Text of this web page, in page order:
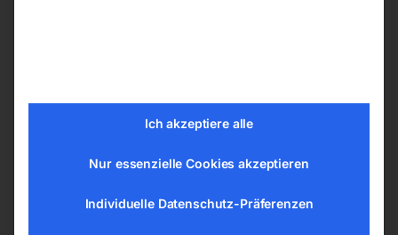
Abstand oberer zu unterem Anschlagpunkt
Ausladung 1100 mm
Ich akzeptiere alle
Nur essenzielle Cookies akzeptieren
Individuelle Datenschutz-Präferenzen